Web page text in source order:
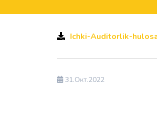
Ichki-Auditorlik-
31.Окт.2022